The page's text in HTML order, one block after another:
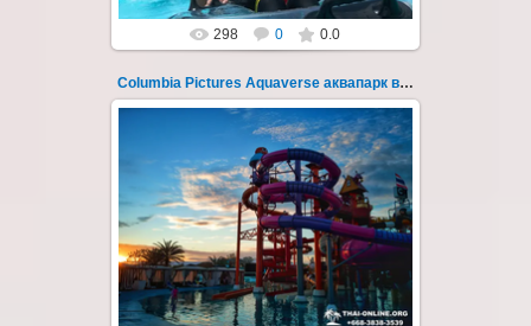
298 0 0.0
Columbia Pictures Aquaverse аквапарк в Паттайе 265
23.10.2022
Columbia Pictures Aquaverse - новый
тематический аквапарк в Паттайе.
Открыт в октябре 2022 после
модернизации и смены...
Thai-Online